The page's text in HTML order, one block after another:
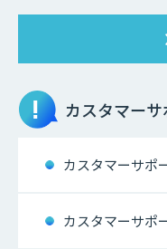
カスタマーサ
カスタマーサポ
カスタマーサポ